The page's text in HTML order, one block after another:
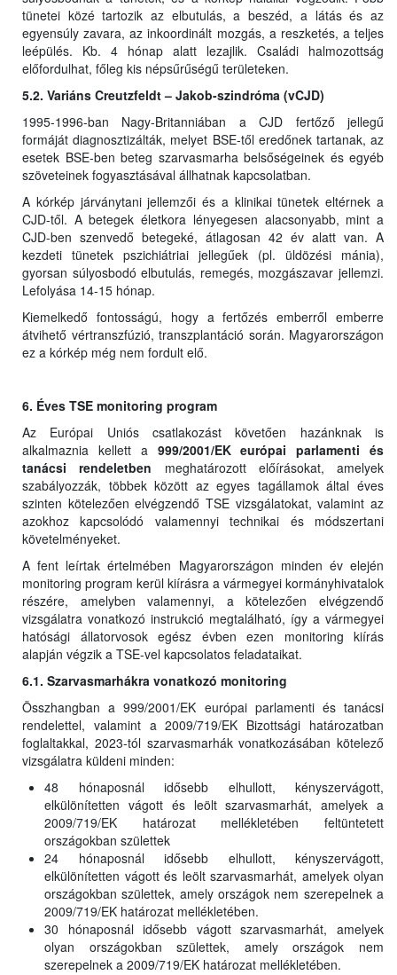
tünetei közé tartozik az elbutulás, a beszéd, a látás és az
egyensúly zavara, az inkoordinált mozgás, a reszketés, a teljes
leépülés. Kb. 4 hónap alatt lezajlik. Családi halmozottság
előfordulhat, főleg kis népsűrűségű területeken.
5.2. Variáns Creutzfeldt – Jakob-szindróma (vCJD)
1995-1996-ban Nagy-Britanniában a CJD fertőző jellegű
formáját diagnosztizálták, melyet BSE-től eredőnek tartanak, az
esetek BSE-ben beteg szarvasmarha belsőségeinek és egyéb
szöveteinek fogyasztásával állhatnak kapcsolatban.
A kórkép járványtani jellemzői és a klinikai tünetek eltérnek a
CJD-től. A betegek életkora lényegesen alacsonyabb, mint a
CJD-ben szenvedő betegeké, átlagosan 42 év alatt van. A
kezdeti tünetek pszichiátriai jellegűek (pl. üldözési mánia),
gyorsan súlyosbodó elbutulás, remegés, mozgászavar jellemzi.
Lefolyása 14-15 hónap.
Kiemelkedő fontosságú, hogy a fertőzés emberről emberre
átvihető vértranszfúzió, transzplantáció során. Magyarországon
ez a kórkép még nem fordult elő.
6. Éves TSE monitoring program
Az Európai Uniós csatlakozást követően hazánknak is
alkalmaznia kellett a 999/2001/EK európai parlamenti és
tanácsi rendeletben meghatározott előírásokat, amelyek
szabályozzák, többek között az egyes tagállamok által éves
szinten kötelezően elvégzendő TSE vizsgálatokat, valamint az
azokhoz kapcsolódó valamennyi technikai és módszertani
követelményeket.
A fent leírtak értelmében Magyarországon minden év elején
monitoring program kerül kiírásra a vármegyei kormányhivatalok
részére, amelyben valamennyi, a kötelezően elvégzendő
vizsgálatra vonatkozó instrukció megtalálható, így a vármegyei
hatósági állatorvosok egész évben ezen monitoring kiírás
alapján végzik a TSE-vel kapcsolatos feladataikat.
6.1. Szarvasmarhákra vonatkozó monitoring
Összhangban a 999/2001/EK európai parlamenti és tanácsi
rendelettel, valamint a 2009/719/EK Bizottsági határozatban
foglaltakkal, 2023-tól szarvasmarhák vonatkozásában kötelező
vizsgálatra küldeni minden:
48 hónaposnál idősebb elhullott, kényszervágott,
elkülönítetten vágott és leölt szarvasmarhát, amelyek a
2009/719/EK határozat mellékletében feltüntetett
országokban születtek
24 hónaposnál idősebb elhullott, kényszervágott,
elkülönítetten vágott és leölt szarvasmarhát, amelyek olyan
országokban születtek, amely országok nem szerepelnek a
2009/719/EK határozat mellékletében.
30 hónaposnál idősebb vágott szarvasmarhát, amelyek
olyan országokban születtek, amely országok nem
szerepelnek a 2009/719/EK határozat mellékletében.